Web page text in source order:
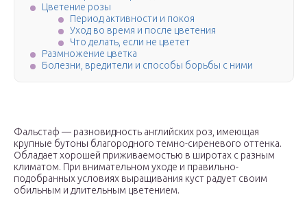
Цветение розы
Период активности и покоя
Уход во время и после цветения
Что делать, если не цветет
Размножение цветка
Болезни, вредители и способы борьбы с ними
Фальстаф — разновидность английских роз, имеющая
крупные бутоны благородного темно-сиреневого оттенка.
Обладает хорошей приживаемостью в широтах с разным
климатом. При внимательном уходе и правильно-
подобранных условиях выращивания куст радует своим
обильным и длительным цветением.